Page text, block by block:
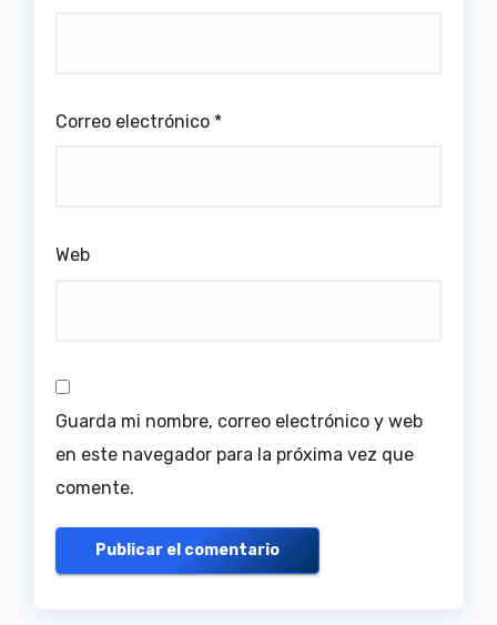
Correo electrónico *
Web
Guarda mi nombre, correo electrónico y web
en este navegador para la próxima vez que
comente.